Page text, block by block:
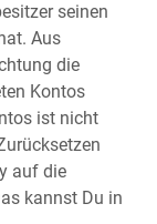
seinen
Aus
die
Kontos
ist nicht
auf die
kannst Du in